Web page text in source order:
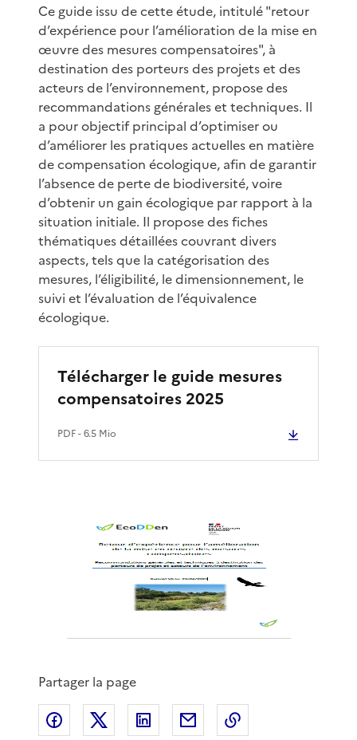
Ce guide issu de cette étude, intitulé "retour
d’expérience pour l’amélioration de la mise en
œuvre des mesures compensatoires", à
destination des porteurs des projets et des
acteurs de l’environnement, propose des
recommandations générales et techniques. Il
a pour objectif principal d’optimiser ou
d’améliorer les pratiques actuelles en matière
de compensation écologique, afin de garantir
l’absence de perte de biodiversité, voire
d’obtenir un gain écologique par rapport à la
situation initiale. Il propose des fiches
thématiques détaillées couvrant divers
aspects, tels que la catégorisation des
mesures, l’éligibilité, le dimensionnement, le
suivi et l’évaluation de l’équivalence
écologique.
Télécharger le guide mesures
compensatoires 2025
PDF- 6.5 Mio
Partager la page
Partager sur Facebook
Partager sur XPartager sur LinkedIn
Partager par email